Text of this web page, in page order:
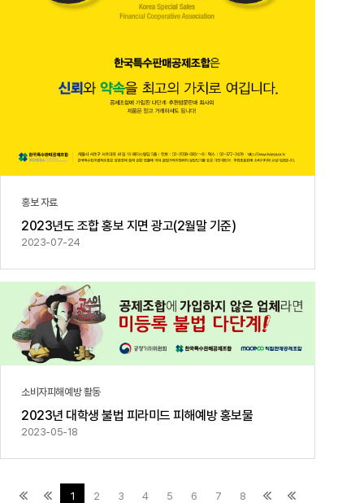
홍보 자료
2023년도 조합 홍보 지면 광고(2월말 기준)
2023-07-24
소비자피해예방 활동
2023년 대학생 불법 피라미드 피해예방 홍보물
2023-05-18
1 2 3 4 5 6 7 8